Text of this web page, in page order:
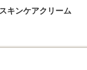
キンケアクリーム